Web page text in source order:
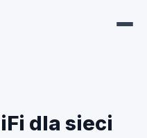
dla sieci